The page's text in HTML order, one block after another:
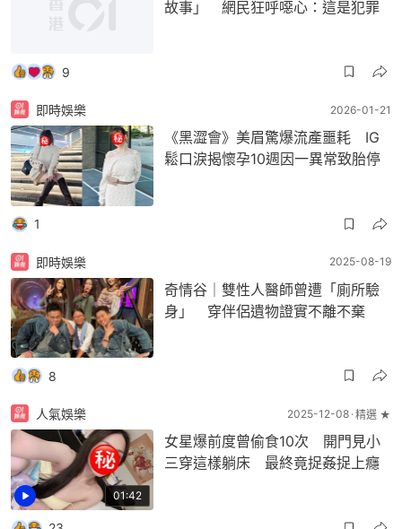
故事」 網民狂呼噁心：這是犯罪
9
即時娛樂 2026-01-21
《黑澀會》美眉驚爆流產噩耗 IG
鬆口淚揭懷孕10週因一異常致胎停
1
即時娛樂 2025-08-19
奇情谷｜雙性人醫師曾遭「廁所驗
身」 穿伴侶遺物證實不離不棄
8
01:42
人氣娛樂 2025-12-08 精選 ★
女星爆前度曾偷食10次 開門見小
三穿這樣躺床 最終竟捉姦捉上癮